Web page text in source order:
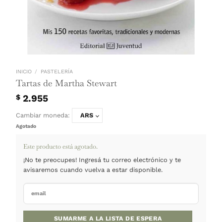
INICIO / PASTELERÍA
Tartas de Martha Stewart
Agotado